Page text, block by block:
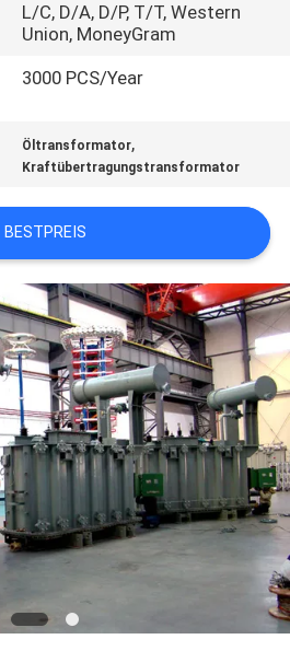
L/C, D/A, D/P, T/T, Western
Union, MoneyGram
3000 PCS/Year
Öltransformator,
Kraftübertragungstransformator
BESTPREIS